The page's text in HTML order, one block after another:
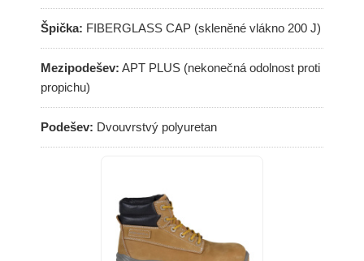
Špička: FIBERGLASS CAP (skleněné vlákno 200 J)
Mezipodešev: APT PLUS (nekonečná odolnost proti
propichu)
Podešev: Dvouvrstvý polyuretan